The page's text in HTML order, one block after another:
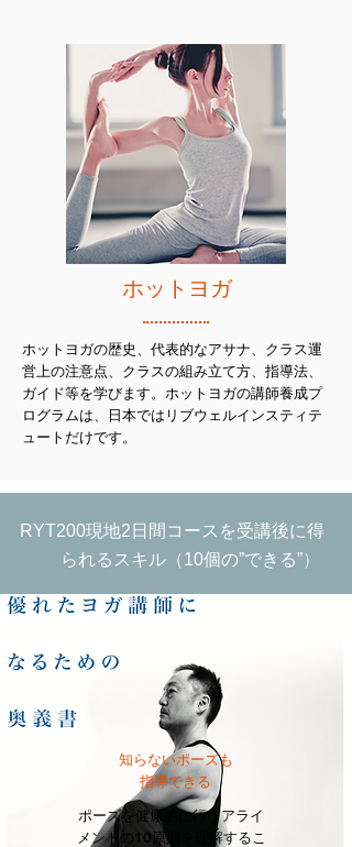
ホットヨガ
ホットヨガの歴史、代表的なアサナ、クラス運
営上の注意点、クラスの組み立て方、指導法、
ガイド等を学びます。ホットヨガの講師養成プ
ログラムは、日本ではリブウェルインスティテ
ュートだけです。
RYT200現地2日間コースを受講後に得
られるスキル（10個の”できる”）
​知らないポーズも
指導できる
ポーズを健康的に行うアライ
メントの10原則を理解するこ